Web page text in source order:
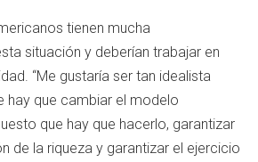
tienen mucha
situación y deberían trabajar en
“Me gustaría ser tan idealista
hay que cambiar el modelo
que hay que hacerlo, garantizar
de la riqueza y garantizar el ejercicio